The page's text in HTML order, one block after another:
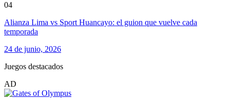
04
Alianza Lima vs Sport Huancayo: el guion que vuelve cada
temporada
24 de junio, 2026
Juegos destacados
AD